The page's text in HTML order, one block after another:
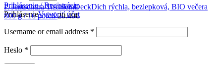
Prihlásenie / Registrácia
PrihlásenieVytvoriť účet
Username or email address *
Heslo *
P. Jentschura TischleinDeckDich rýchla, bezlepková, BIO večera
800 g / 16 porcií20.40€
Zväčšiť obrázok